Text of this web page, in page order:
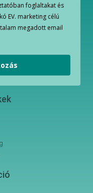
foglaltakat és
EV. marketing célú
megadott email